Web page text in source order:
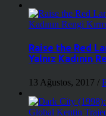
Raise the Red
Yalnız Kadının
13 Ağustos, 2017 /